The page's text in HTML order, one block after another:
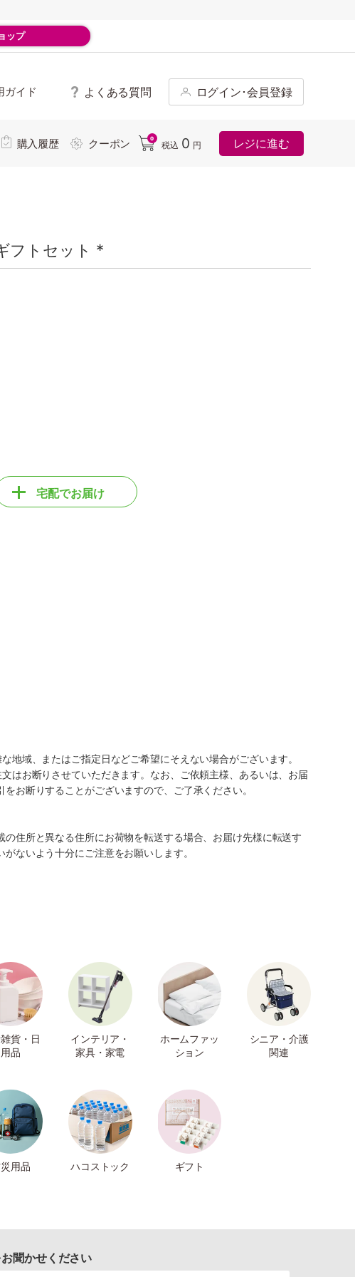
ップ
ガイド よくある質問 ログイン･会員登録
購入履歴 クーポン 0
税込 0 円 レジに進む
フトセット *
宅配でお届け
域、またはご指定日などご希望にそえない場合がございます。
はお断りさせていただきます。なお、ご依頼主様、あるいは、お届
お断りすることがございますので、ご了承ください。
住所と異なる住所にお荷物を転送する場合、お届け先様に転送す
ないよう十分にご注意をお願いします。
貨・日
用品
インテリア・
家具・家電
ホームファッ
ション
シニア・介護
関連
用品 ハコストック ギフト
聞かせください